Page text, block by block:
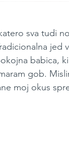
sva tudi
jed
babica,
gob.
moj okus